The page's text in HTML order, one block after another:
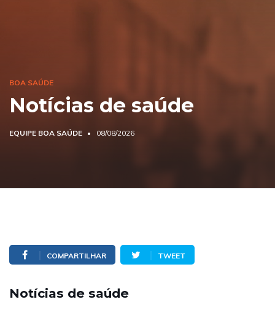
BOA SAÚDE
Notícias de saúde
EQUIPE BOA SAÚDE 08/08/2026
COMPARTILHAR TWEET
Notícias de saúde